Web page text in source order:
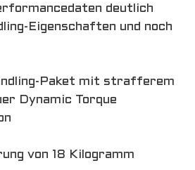
deutlich
Eigenschaften und noch
Paket mit strafferem
Dynamic Torque
von 18 Kilogramm